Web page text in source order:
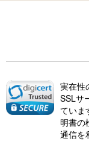
実在性
SSLサ
ていま
明書の
通信を